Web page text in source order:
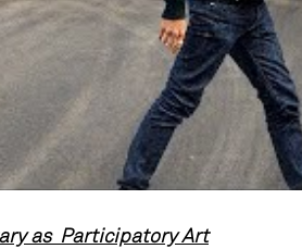
as Participatory Art